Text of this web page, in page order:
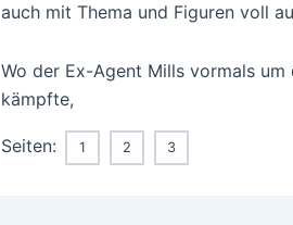
auch mit Thema und Figuren voll
Wo der Ex-Agent Mills vormals
kämpfte,
Seiten: 1 2 3